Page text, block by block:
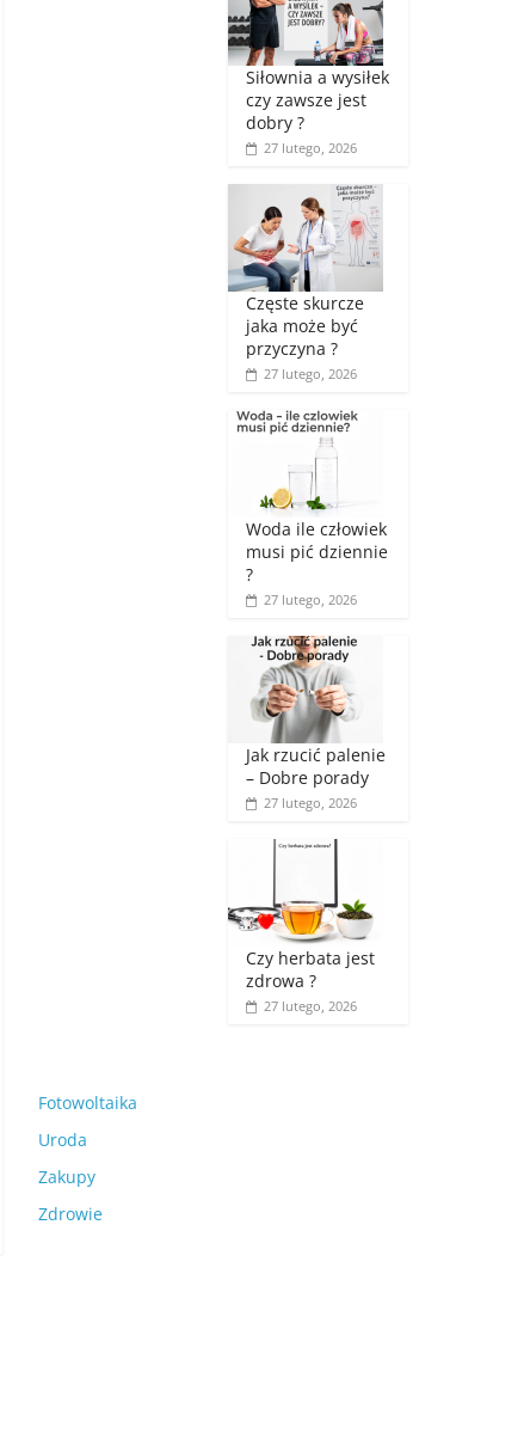
Siłownia a wysiłek
czy zawsze jest
dobry ?
27 lutego, 2026
Częste skurcze
jaka może być
przyczyna ?
27 lutego, 2026
Woda ile człowiek
musi pić dziennie
?
27 lutego, 2026
Jak rzucić palenie
– Dobre porady
27 lutego, 2026
Czy herbata jest
zdrowa ?
27 lutego, 2026
Fotowoltaika
Uroda
Zakupy
Zdrowie